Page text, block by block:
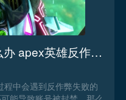
apex英雄反作弊失败怎么办 apex英雄反作弊失败解决办法
中会遇到反作弊失败的